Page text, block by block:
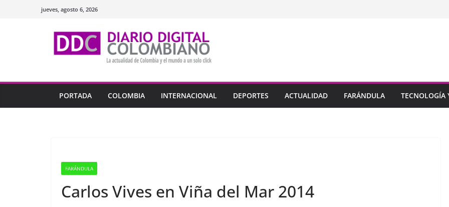
jueves, agosto 6, 2026
PORTADA COLOMBIA INTERNACIONAL DEPORTES ACTUALIDAD FARÁNDULA TECNOLOGÍA
FARÁNDULA
Carlos Vives en Viña del Mar 2014